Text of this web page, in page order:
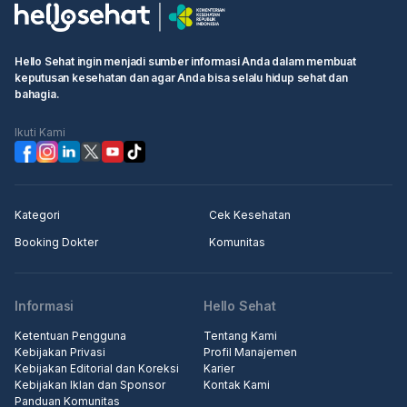
• Pilih waktu ujian dan klik kotak "Lanjutkan untuk membuat
booking"
Langkah 2: Pergi ke rumah sakit atau klinik terjadwal, pergi ke
konter penerimaan medis, tunjukkan informasi pemesanan
kepada resepsionis/perawat
Langkah 3: Masuk ke klinik untuk pemeriksaan.
Hello Sehat ingin menjadi sumber informasi Anda dalam membuat
keputusan kesehatan dan agar Anda bisa selalu hidup sehat dan
bahagia.
Ikuti Kami
Kategori
Cek Kesehatan
Booking Dokter
Komunitas
Informasi
Ketentuan Pengguna
Kebijakan Privasi
Kebijakan Editorial dan Koreksi
Kebijakan Iklan dan Sponsor
Panduan Komunitas
Hello Sehat
Tentang Kami
Profil Manajemen
Karier
Kontak Kami